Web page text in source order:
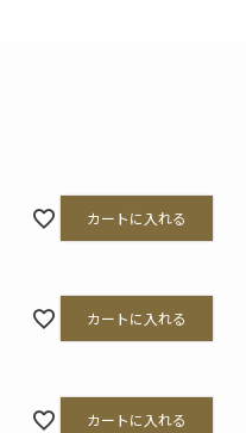
カートに入れる
カートに入れる
カートに入れる